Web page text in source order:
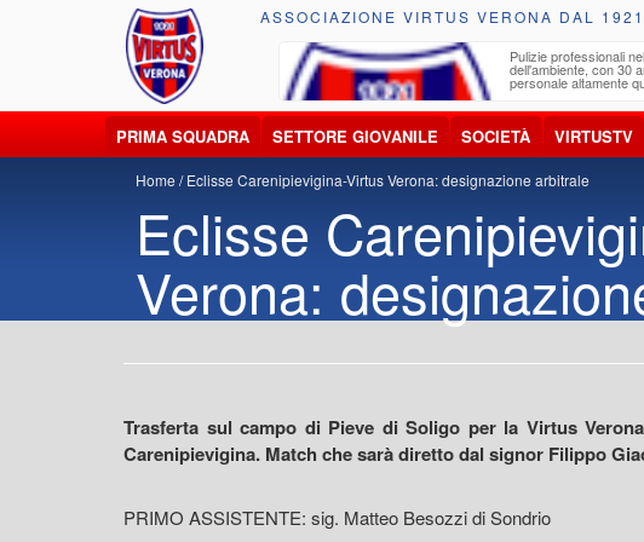
ASSOCIAZIONE VIRTUS VERONA DAL 1921
trasporto, smaltimento e recupero di Pulizie professionali
dell'ambiente, con 30
personale altamente
PRIMA SQUADRA SETTORE GIOVANILE SOCIETÀ VIRTUSTV
Home Eclisse Carenipievigina-Virtus Verona: designazione arbitrale
Eclisse
Verona:
Trasferta sul campo di Pieve di Soligo per la Virtus
Carenipievigina. Match che sarà diretto dal signor Filippo
PRIMO ASSISTENTE: sig. Matteo Besozzi di Sondrio